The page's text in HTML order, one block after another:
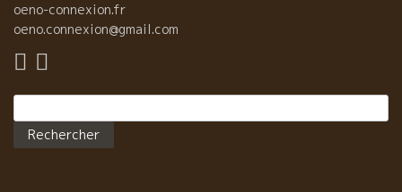
oeno-connexion.fr
oeno.connexion@gmail.com